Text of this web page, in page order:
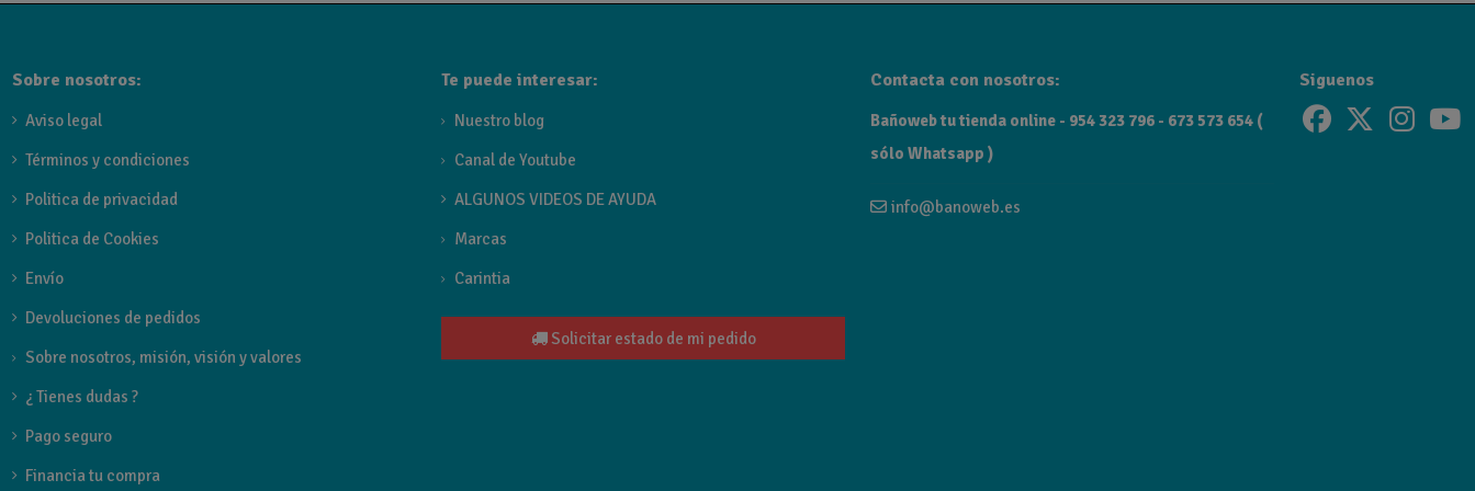
Sobre nosotros:
Aviso legal
Términos y condiciones
Politica de privacidad
Politica de Cookies
Envío
Devoluciones de pedidos
Sobre nosotros, misión, visión y valores
¿ Tienes dudas ?
Pago seguro
Financia tu compra
Te puede interesar:
Nuestro blog
Canal de Youtube
ALGUNOS VIDEOS DE AYUDA
Marcas
Carintia
Solicitar estado de mi pedido
Contacta con nosotros:
Bañoweb tu tienda online - 954 323 796 - 673 573 654 (
sólo Whatsapp )
info@banoweb.es
Siguenos